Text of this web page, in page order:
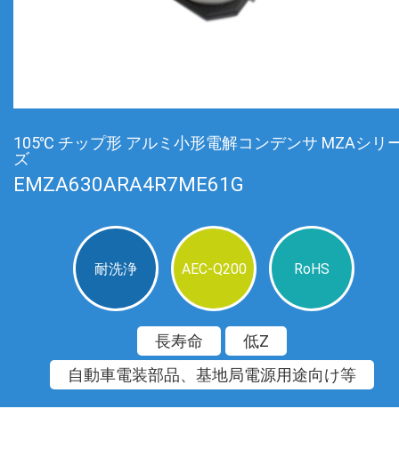
105℃ チップ形 アルミ小形電解コンデンサ MZAシリ
ズ
EMZA630ARA4R7ME61G
耐洗浄 AEC-Q200 RoHS
長寿命
低Z
自動車電装部品、基地局電源用途向け等